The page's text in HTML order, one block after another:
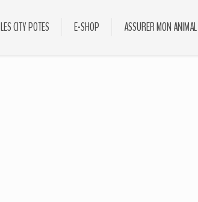
LES CITY POTES E-SHOP ASSURER MON ANIMAL